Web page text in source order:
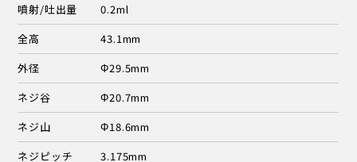
噴射/吐出量
0.2ml
全高
43.1mm
外径
Φ29.5mm
ネジ谷
Φ20.7mm
ネジ山
Φ18.6mm
ネジピッチ
3.175mm